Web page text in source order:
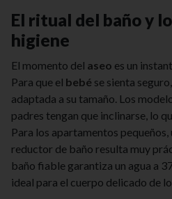
El ritual del baño y
higiene
El momento del aseo es un
Para que el bebé se sienta
adaptada a su tamaño. Los
padres tengan que inclinarse, lo
Para los apartamentos
reductor de baño resulta muy
baño fiable garantiza un agua a
ideal para el cuerpo delicado de